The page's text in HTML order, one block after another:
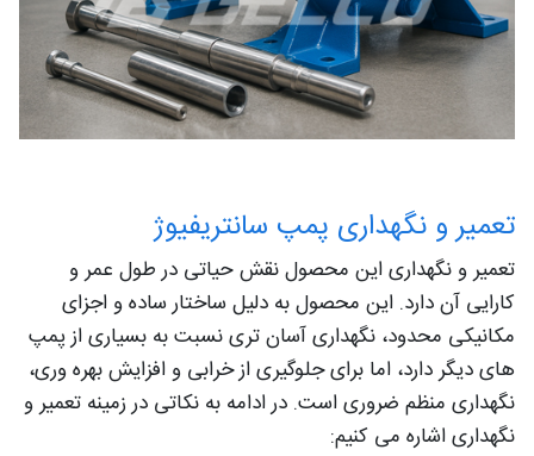
تعمیر و نگهداری پمپ سانتریفیوژ
تعمیر و نگهداری این محصول نقش حیاتی در طول عمر و
کارایی آن دارد. این محصول به دلیل ساختار ساده و اجزای
مکانیکی محدود، نگهداری آسان تری نسبت به بسیاری از پمپ
های دیگر دارد، اما برای جلوگیری از خرابی و افزایش بهره وری،
نگهداری منظم ضروری است. در ادامه به نکاتی در زمینه تعمیر و
نگهداری اشاره می کنیم: